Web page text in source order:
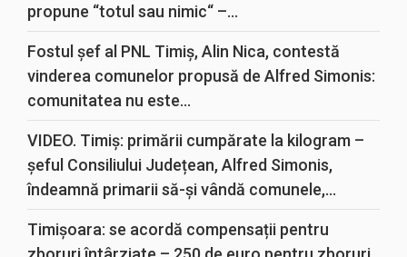
propune “totul sau nimic“ –...
Fostul șef al PNL Timiș, Alin Nica, contestă
vinderea comunelor propusă de Alfred Simonis:
comunitatea nu este...
VIDEO. Timiș: primării cumpărate la kilogram –
șeful Consiliului Județean, Alfred Simonis,
îndeamnă primarii să-și vândă comunele,...
Timișoara: se acordă compensații pentru